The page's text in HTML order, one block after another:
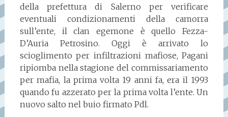
della prefettura di Salerno per verificare
eventuali condizionamenti della camorra
sull’ente, il clan egemone è quello Fezza-
D’Auria Petrosino. Oggi è arrivato lo
scioglimento per infiltrazioni mafiose, Pagani
ripiomba nella stagione del commissariamento
per mafia, la prima volta 19 anni fa, era il 1993
quando fu azzerato per la prima volta l’ente. Un
nuovo salto nel buio firmato Pdl.